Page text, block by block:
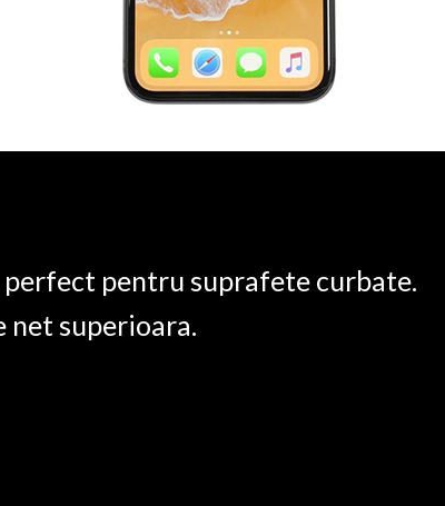
pentru suprafete curbate.
net superioara.